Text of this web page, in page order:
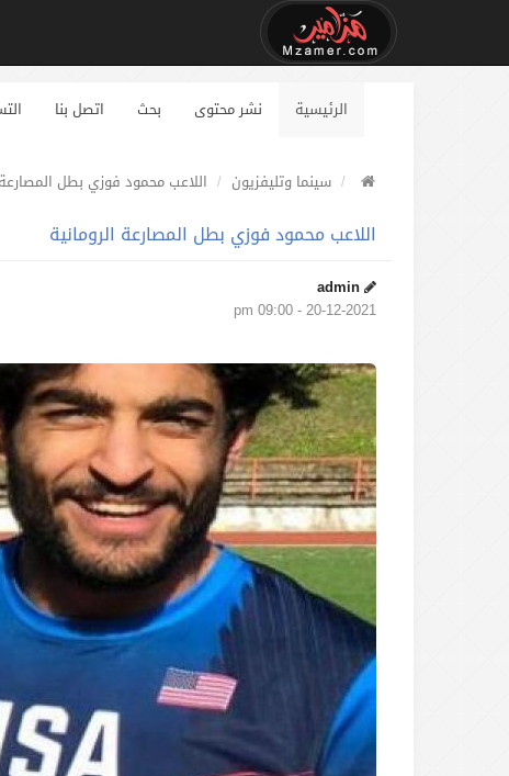
الرئيسية نشر محتوى بحث اتصل بنا
سينما وتليفزيون اللاعب محمود فوزي بطل المصارعة
اللاعب محمود فوزي بطل المصارعة الرومانية
admin
20-12-2021 - 09:00 pm